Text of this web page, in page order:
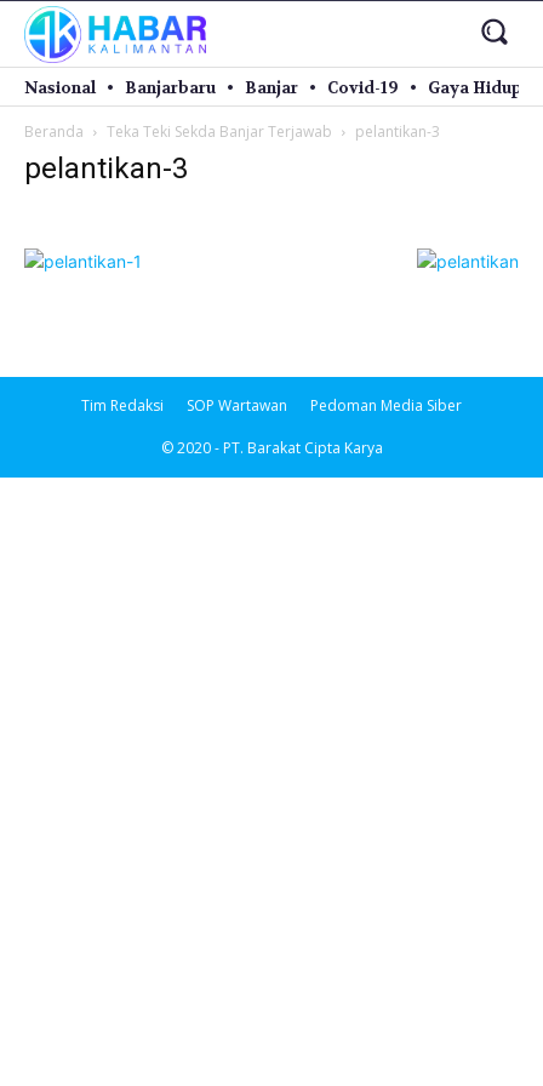
Nasional Banjarbaru Banjar Covid-19 Gaya Hidup
Beranda Teka Teki Sekda Banjar Terjawab pelantikan-3
pelantikan-3
Tim Redaksi SOP Wartawan Pedoman Media Siber
© 2020 - PT. Barakat Cipta Karya